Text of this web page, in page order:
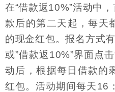
在“借款返10%”活动中
款后的第二天起，每天
的现金红包。报名方式
或”借款返10%”界面点
动后，根据每日借款的
红包。活动期间每天16